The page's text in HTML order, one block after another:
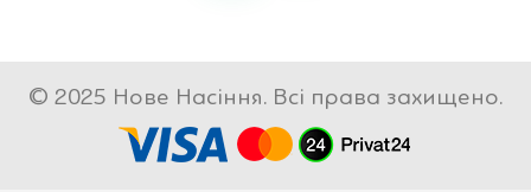
© 2025 Нове Насіння. Всі права захищено.